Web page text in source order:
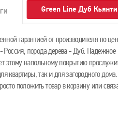
Green Line Дуб
гарантией от производителя по
Россия, порода дерева - Дуб. Надежное
этому напольному покрытию
квартиры, так и для загородного
положить товар в корзину или